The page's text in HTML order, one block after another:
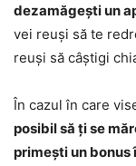
dezamăgești un
vei reuși să te
reuși să câștigi
În cazul în care
posibil să ți se
primești un bonus